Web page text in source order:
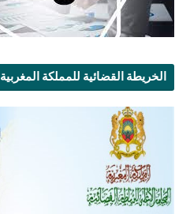
الخريطة القضائية للمملكة المغربية